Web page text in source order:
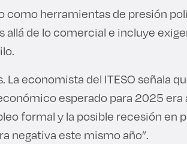
como herramientas de presión
allá de lo comercial e incluye
La economista del ITESO señala
esperado para 2025 era
formal y la posible recesión en
negativa este mismo año”.